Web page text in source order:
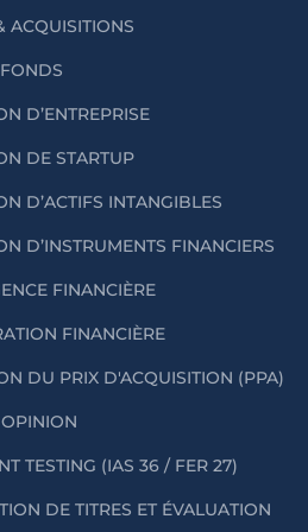
ACQUISITIONS
D’ENTREPRISE
DE STARTUP
D’ACTIFS INTANGIBLES
D’INSTRUMENTS FINANCIERS
FINANCIÈRE
FINANCIÈRE
DU PRIX D'ACQUISITION (PPA)
TESTING (IAS 36 / FER 27)
DE TITRES ET ÉVALUATION